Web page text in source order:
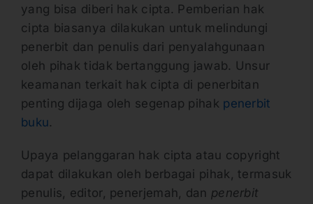
yang bisa diberi hak cipta. Pemberian hak
cipta biasanya dilakukan untuk melindungi
penerbit dan penulis dari penyalahgunaan
oleh pihak tidak bertanggung jawab. Unsur
keamanan terkait hak cipta di penerbitan
penting dijaga oleh segenap pihak penerbit
buku.
Upaya pelanggaran hak cipta atau copyright
dapat dilakukan oleh berbagai pihak, termasuk
penulis, editor, penerjemah, dan penerbit